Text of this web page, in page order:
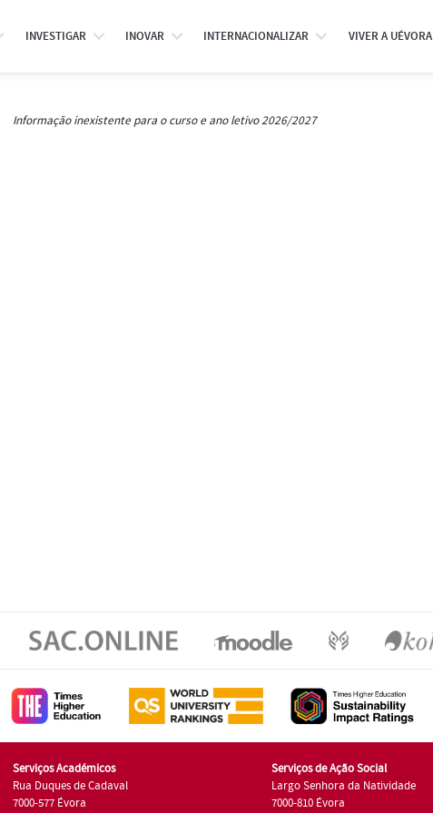
INVESTIGAR INOVAR INTERNACIONALIZAR VIVER A UÉVORA
Informação inexistente para o curso e ano letivo 2026/2027
Serviços Académicos
Rua Duques de Cadaval
7000-577 Évora
Serviços de Ação Social
Largo Senhora da Natividade
7000-810 Évora